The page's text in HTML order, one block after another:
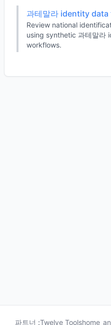
과테말라 identity
Review national
using synthetic 과테말라
workflows.
파트너 :Twelve Tools